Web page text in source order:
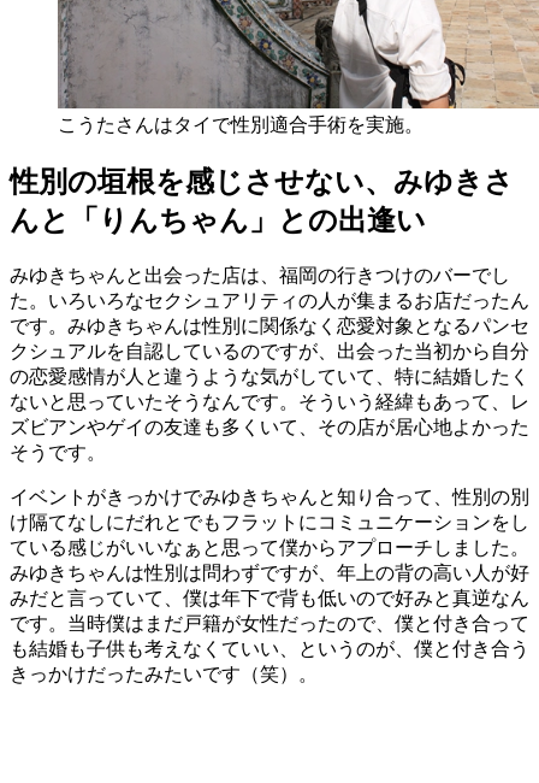
こうたさんはタイで性別適合手術を実施。
性別の垣根を感じさせない、みゆきさ
んと「りんちゃん」との出逢い
みゆきちゃんと出会った店は、福岡の行きつけのバーでし
た。いろいろなセクシュアリティの人が集まるお店だったん
です。みゆきちゃんは性別に関係なく恋愛対象となるパンセ
クシュアルを自認しているのですが、出会った当初から自分
の恋愛感情が人と違うような気がしていて、特に結婚したく
ないと思っていたそうなんです。そういう経緯もあって、レ
ズビアンやゲイの友達も多くいて、その店が居心地よかった
そうです。
イベントがきっかけでみゆきちゃんと知り合って、性別の別
け隔てなしにだれとでもフラットにコミュニケーションをし
ている感じがいいなぁと思って僕からアプローチしました。
みゆきちゃんは性別は問わずですが、年上の背の高い人が好
みだと言っていて、僕は年下で背も低いので好みと真逆なん
です。当時僕はまだ戸籍が女性だったので、僕と付き合って
も結婚も子供も考えなくていい、というのが、僕と付き合う
きっかけだったみたいです（笑）。